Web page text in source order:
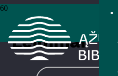
Leidiniai